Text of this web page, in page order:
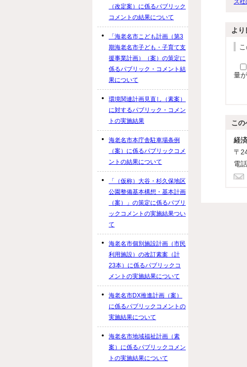
ズ社
より
量
この
経
〒
電
（改定案）に係るパブリック
コメントの結果について
「海老名市こども計画（第3
期海老名市子ども・子育て支
援事業計画）（案）の策定に
係るパブリック・コメント結
果について
環境関連計画見直し（素案）
に対するパブリック・コメン
トの実施結果
海老名市本庁舎駐車場条例
（案）に係るパブリックコメ
ントの結果について
「（仮称）大谷・杉久保地区
公園整備基本構想・基本計画
（案）」の策定に係るパブリ
ックコメントの実施結果つい
て
海老名市個別施設計画（市民
利用施設）の改訂素案（計
23本）に係るパブリックコ
メントの実施結果について
海老名市DX推進計画（案）
に係るパブリックコメントの
実施結果について
海老名市地域福祉計画（素
案）に係るパブリックコメン
トの実施結果について